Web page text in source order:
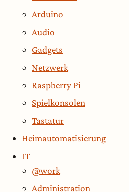
Arduino
Audio
Gadgets
Netzwerk
Raspberry Pi
Spielkonsolen
Tastatur
Heimautomatisierung
IT
@work
Administration